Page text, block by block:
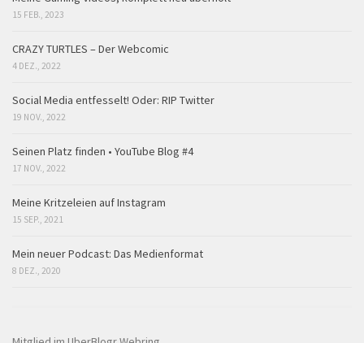
15 FEB., 2023
CRAZY TURTLES – Der Webcomic
4 DEZ., 2022
Social Media entfesselt! Oder: RIP Twitter
19 NOV., 2022
Seinen Platz finden • YouTube Blog #4
17 NOV., 2022
Meine Kritzeleien auf Instagram
15 SEP., 2021
Mein neuer Podcast: Das Medienformat
8 DEZ., 2020